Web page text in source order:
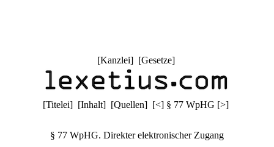
[Kanzlei] [Gesetze]
[Titelei] [Inhalt] [Quellen] [<] § 77 WpHG [>]
§ 77 WpHG. Direkter elektronischer Zugang